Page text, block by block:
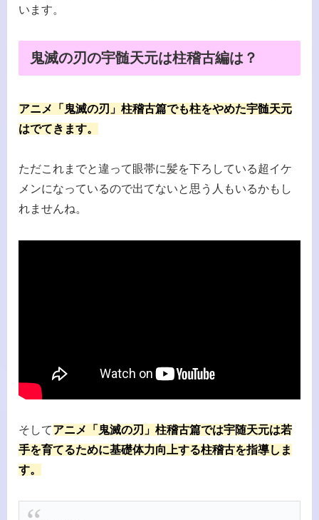
います。
鬼滅の刃の宇髄天元は柱稽古編は？
アニメ「鬼滅の刃」柱稽古篇でも柱をやめた宇髄天元
はでてきます。
ただこれまでと違って眼帯に髪を下ろしている超イケ
メンになっているので出てないと思う人もいるかもし
れませんね。
そしてアニメ「鬼滅の刃」柱稽古篇では宇随天元は若
手を育てるために基礎体力向上する柱稽古を指導しま
す。